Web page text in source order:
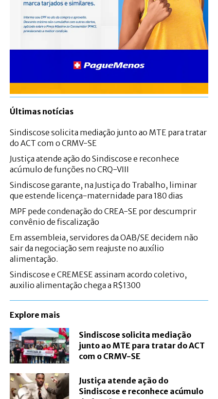
Últimas notícias
Sindiscose solicita mediação junto ao MTE para tratar
do ACT com o CRMV-SE
Justiça atende ação do Sindiscose e reconhece
acúmulo de funções no CRQ-VIII
Sindiscose garante, na Justiça do Trabalho, liminar
que estende licença-maternidade para 180 dias
MPF pede condenação do CREA-SE por descumprir
convênio de fiscalização
Em assembleia, servidores da OAB/SE decidem não
sair da negociação sem reajuste no auxílio
alimentação.
Sindiscose e CREMESE assinam acordo coletivo,
auxilio alimentação chega a R$1300
Explore mais
Sindiscose solicita mediação
junto ao MTE para tratar do ACT
com o CRMV-SE
Justiça atende ação do
Sindiscose e reconhece acúmulo